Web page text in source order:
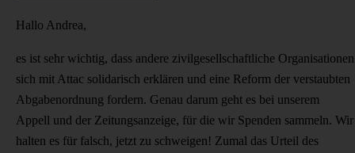
Hallo Andrea,
es ist sehr wichtig, dass andere zivilgesellschaftliche Organisationen
sich mit Attac solidarisch erklären und eine Reform der verstaubten
Abgabenordnung fordern. Genau darum geht es bei unserem
Appell und der Zeitungsanzeige, für die wir Spenden sammeln. Wir
halten es für falsch, jetzt zu schweigen! Zumal das Urteil des